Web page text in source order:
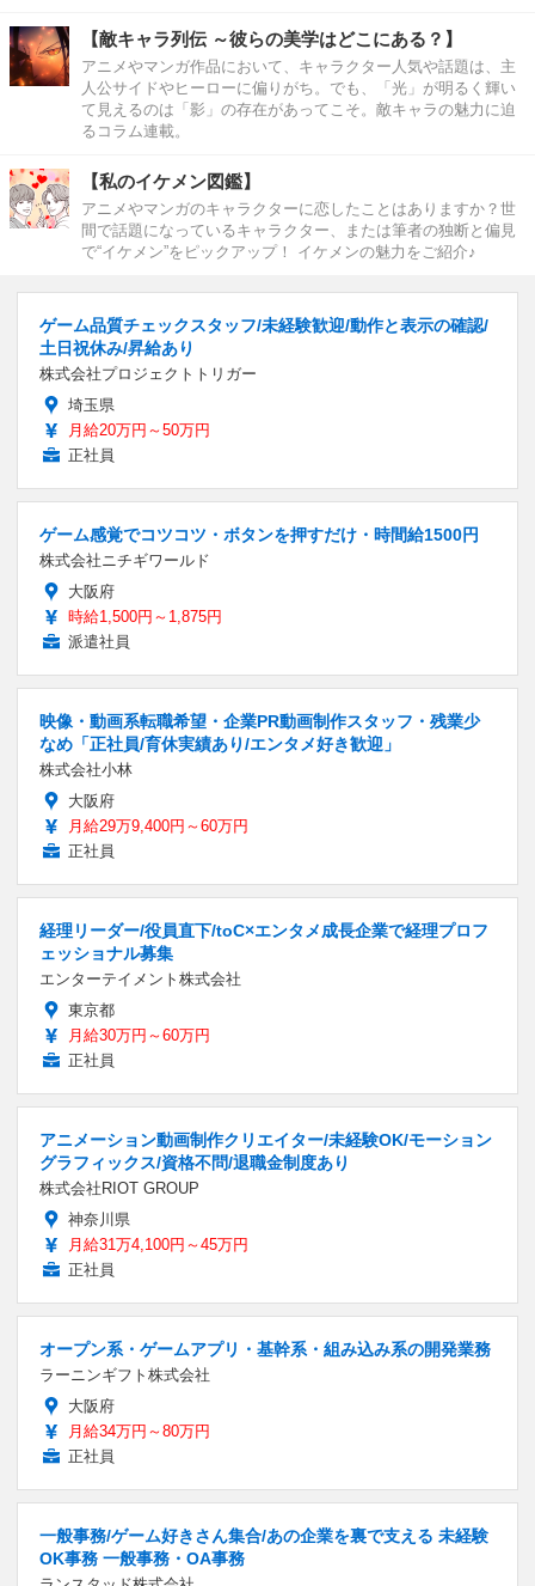
【敵キャラ列伝 ～彼らの美学はどこにある？】
アニメやマンガ作品において、キャラクター人気や話題は、主
人公サイドやヒーローに偏りがち。でも、「光」が明るく輝い
て見えるのは「影」の存在があってこそ。敵キャラの魅力に迫
るコラム連載。
【私のイケメン図鑑】
アニメやマンガのキャラクターに恋したことはありますか？世
間で話題になっているキャラクター、または筆者の独断と偏見
で“イケメン”をピックアップ！ イケメンの魅力をご紹介♪
ゲーム品質チェックスタッフ/未経験歓迎/動作と表示の確認/
土日祝休み/昇給あり
株式会社プロジェクトトリガー
埼玉県
月給20万円～50万円
正社員
ゲーム感覚でコツコツ・ボタンを押すだけ・時間給1500円
株式会社ニチギワールド
大阪府
時給1,500円～1,875円
派遣社員
映像・動画系転職希望・企業PR動画制作スタッフ・残業少
なめ「正社員/育休実績あり/エンタメ好き歓迎」
株式会社小林
大阪府
月給29万9,400円～60万円
正社員
経理リーダー/役員直下/toC×エンタメ成長企業で経理プロフ
ェッショナル募集
エンターテイメント株式会社
東京都
月給30万円～60万円
正社員
アニメーション動画制作クリエイター/未経験OK/モーション
グラフィックス/資格不問/退職金制度あり
株式会社RIOT GROUP
神奈川県
月給31万4,100円～45万円
正社員
オープン系・ゲームアプリ・基幹系・組み込み系の開発業務
ラーニンギフト株式会社
大阪府
月給34万円～80万円
正社員
一般事務/ゲーム好きさん集合/あの企業を裏で支える 未経験
OK事務 一般事務・OA事務